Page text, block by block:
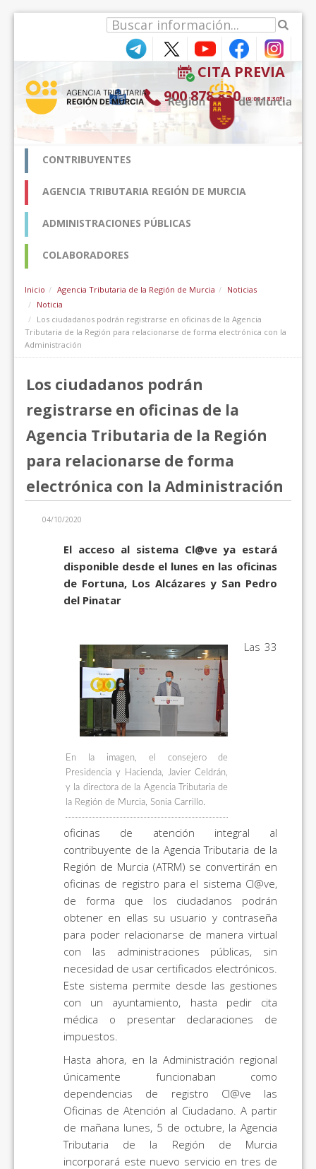
CITA PREVIA
900 878 830 (9:00-18:30*)
CONTRIBUYENTES
AGENCIA TRIBUTARIA REGIÓN DE MURCIA
ADMINISTRACIONES PÚBLICAS
COLABORADORES
Inicio Agencia Tributaria de la Región de Murcia
Noticias
Noticia
Los ciudadanos podrán registrarse en oficinas de la Agencia
Tributaria de la Región para relacionarse de forma electrónica con la
Administración
Los ciudadanos podrán
registrarse en oficinas de la
Agencia Tributaria de la Región
para relacionarse de forma
electrónica con la Administración
04/10/2020
El acceso al sistema Cl@ve ya estará
disponible desde el lunes en las oficinas
de Fortuna, Los Alcázares y San Pedro
del Pinatar
En la imagen, el consejero de
Presidencia y Hacienda, Javier Celdrán,
y la directora de la Agencia Tributaria de
la Región de Murcia, Sonia Carrillo.
Las 33
oficinas de atención integral al
contribuyente de la Agencia Tributaria de la
Región de Murcia (ATRM) se convertirán en
oficinas de registro para el sistema Cl@ve,
de forma que los ciudadanos podrán
obtener en ellas su usuario y contraseña
para poder relacionarse de manera virtual
con las administraciones públicas, sin
necesidad de usar certificados electrónicos.
Este sistema permite desde las gestiones
con un ayuntamiento, hasta pedir cita
médica o presentar declaraciones de
impuestos.
Hasta ahora, en la Administración regional
únicamente funcionaban como
dependencias de registro Cl@ve las
Oficinas de Atención al Ciudadano. A partir
de mañana lunes, 5 de octubre, la Agencia
Tributaria de la Región de Murcia
incorporará este nuevo servicio en tres de